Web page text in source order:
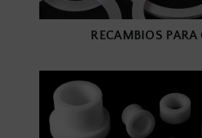
RECAMBIOS PARA